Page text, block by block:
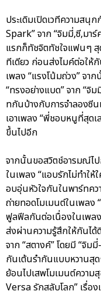
ประเดิมเปิดเวทีความสนุ
Spark” จาก “จิมมี่,ซี,มา
แรกก็ทัชจิตทัชใจแฟนๆ
ทีเดียว ก่อนส่งไมค์ต่อให้กั
เพลง “แรงโน้มถ่วง” จ
“ทรงอย่างแบด” จาก “จิ
ทกันบ้างกับการจำลองซี
เอาเพลง “พี่ชอบหนูที่สุดเ
ขึ้นไปอีก
จากนั้นขอสวิตช์อารมณ์ไป
ในเพลง “แอบรักไม่ทำให้
อบอุ่นหัวใจกันในพาร์ทค
ถ่ายทอดโมเมนต์ในเพลง
ฟูลฟีลกันต่อเนื่องในเพลง
ส่งผ่านความรู้สึกให้กันได้
จาก “สตางค์” โดยมี “จิ
กันเต้นรำกันแบบหวานสุ
ย้อนไปเสพโมเมนต์ความ
Versa รักสลับโลก” เรื่อ